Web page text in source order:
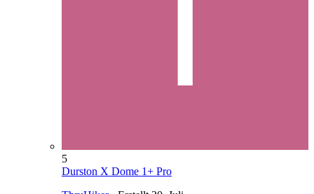
5
Durston X Dome 1+ Pro